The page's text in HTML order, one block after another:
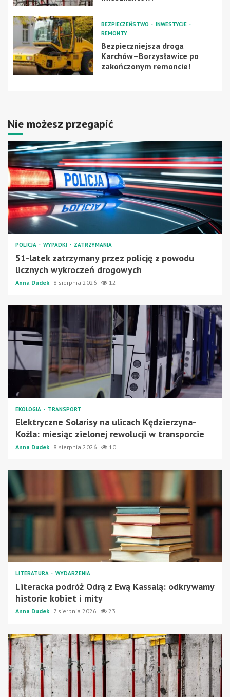
BEZPIECZEŃSTWO
INWESTYCJE
REMONTY
Bezpieczniejsza droga
Karchów–Borzysławice po
zakończonym remoncie!
Nie możesz przegapić
POLICJA WYPADKI ZATRZYMANIA
51-latek zatrzymany przez policję z powodu
licznych wykroczeń drogowych
Anna Dudek 8 sierpnia 2026 12
EKOLOGIA TRANSPORT
Elektryczne Solarisy na ulicach Kędzierzyna-
Koźla: miesiąc zielonej rewolucji w transporcie
Anna Dudek 8 sierpnia 2026 10
LITERATURA WYDARZENIA
Literacka podróż Odrą z Ewą Kassalą: odkrywamy
historie kobiet i mity
Anna Dudek 7 sierpnia 2026 23